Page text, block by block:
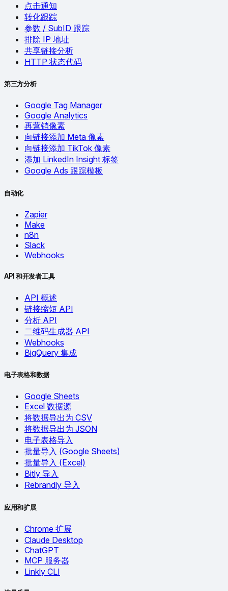
点击通知
转化跟踪
参数 / SubID 跟踪
排除 IP 地址
共享链接分析
HTTP 状态代码
第三方分析
Google Tag Manager
Google Analytics
再营销像素
向链接添加 Meta 像素
向链接添加 TikTok 像素
添加 LinkedIn Insight 标签
Google Ads 跟踪模板
自动化
Zapier
Make
n8n
Slack
Webhooks
API 和开发者工具
API 概述
链接缩短 API
分析 API
二维码生成器 API
Webhooks
BigQuery 集成
电子表格和数据
Google Sheets
Excel 数据源
将数据导出为 CSV
将数据导出为 JSON
电子表格导入
批量导入 (Google Sheets)
批量导入 (Excel)
Bitly 导入
Rebrandly 导入
应用和扩展
Chrome 扩展
Claude Desktop
ChatGPT
MCP 服务器
Linkly CLI